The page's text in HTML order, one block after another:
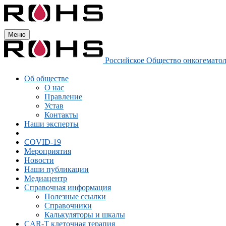
Меню
Российское Общество
Об обществе
О нас
Правление
Устав
Контакты
Наши эксперты
COVID-19
Мероприятия
Новости
Наши публикации
Медиацентр
Справочная информация
Полезные ссылки
Справочники
Калькуляторы и шкалы
CAR-Т клеточная терапия